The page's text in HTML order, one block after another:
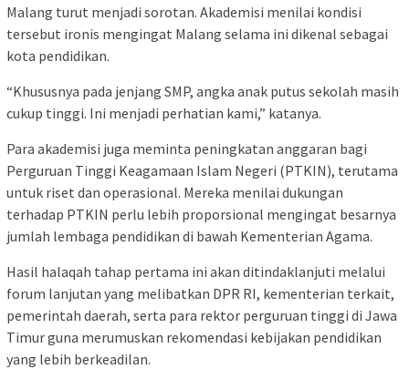
Malang turut menjadi sorotan. Akademisi menilai kondisi
tersebut ironis mengingat Malang selama ini dikenal sebagai
kota pendidikan.
“Khususnya pada jenjang SMP, angka anak putus sekolah masih
cukup tinggi. Ini menjadi perhatian kami,” katanya.
Para akademisi juga meminta peningkatan anggaran bagi
Perguruan Tinggi Keagamaan Islam Negeri (PTKIN), terutama
untuk riset dan operasional. Mereka menilai dukungan
terhadap PTKIN perlu lebih proporsional mengingat besarnya
jumlah lembaga pendidikan di bawah Kementerian Agama.
Hasil halaqah tahap pertama ini akan ditindaklanjuti melalui
forum lanjutan yang melibatkan DPR RI, kementerian terkait,
pemerintah daerah, serta para rektor perguruan tinggi di Jawa
Timur guna merumuskan rekomendasi kebijakan pendidikan
yang lebih berkeadilan.